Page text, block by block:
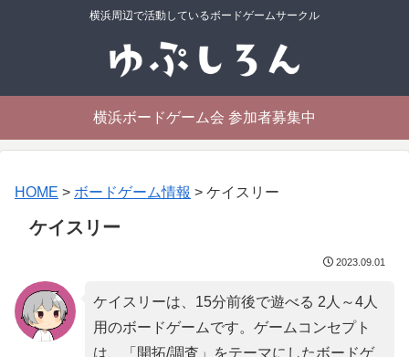
横浜周辺で活動しているボードゲームサークル
横浜ボードゲーム会 参加者募集中
HOME > ボードゲーム情報 > ケイスリー
ケイスリー
2023.09.01
ケイスリーは、15分前後で遊べる 2人～4人
用のボードゲームです。ゲームコンセプト
は、「 開拓/調査 」をテーマにしたボードゲ